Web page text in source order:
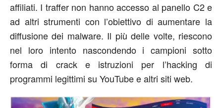
affiliati. I traffer non hanno accesso al panello C2 e
ad altri strumenti con l’obiettivo di aumentare la
diffusione dei malware. Il più delle volte, riescono
nel loro intento nascondendo i campioni sotto
forma di crack e istruzioni per l’hacking di
programmi legittimi su YouTube e altri siti web.